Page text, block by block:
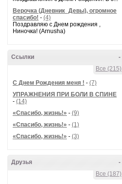
Верочка (Дневник_Девы), огромное
спасибо! - (4)
Поздравляю с Днем рождения ,
Ниночка! (Arnusha)
-
Ссылки
Все (215)
С Днем Рождения меня ! - (7)
УПРАЖНЕНИЯ ПРИ БОЛИ В СПИНЕ
- (14)
«Спасибо, жизнь!» - (9)
«Спасибо, жизнь!» - (1)
«Спасибо, жизнь!» - (3)
-
Друзья
Все (187)